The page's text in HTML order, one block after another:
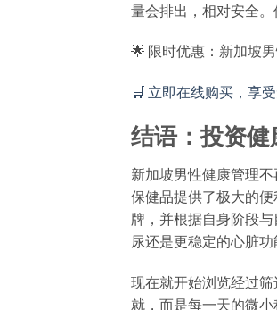
量会排出，相对安全。
🌟 限时优惠：新加坡
🛒 立即在线购买，享
结语：投资
新加坡男性健康管理
保健品提供了极大的
牌，并根据自身阶段
尿还是更稳定的心脏
现在就开始浏览经过
就，而是每一天的微小